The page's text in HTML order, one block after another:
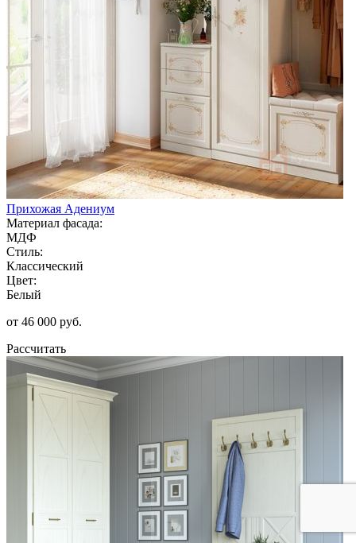
Прихожая Адениум
Материал фасада:
МДФ
Стиль:
Классический
Цвет:
Белый
от 46 000 руб.
Рассчитать